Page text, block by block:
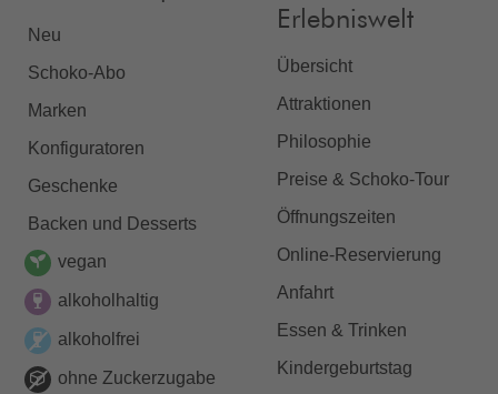
Neu
Schoko-Abo
Marken
Konfiguratoren
Geschenke
Backen und Desserts
vegan
alkoholhaltig
alkoholfrei
ohne Zuckerzugabe
Erlebniswelt
Übersicht
Attraktionen
Philosophie
Preise & Schoko-Tour
Öffnungszeiten
Online-Reservierung
Anfahrt
Essen & Trinken
Kindergeburtstag